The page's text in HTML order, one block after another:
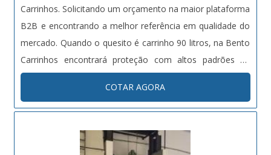
Carrinhos. Solicitando um orçamento na maior plataforma
B2B e encontrando a melhor referência em qualidade do
mercado. Quando o quesito é carrinho 90 litros, na Bento
Carrinhos encontrará proteção com altos padrões de
qualidade.OUTRAS INFORMAÇÕES SOBRE CARRINHO 90
LITROSHá muitas maneiras eficientes de demonstrar
competência e excelência em sua área de atuação. A
Bento Carrinhos objetiva sua energia em proporcionar
aos clientes uma estrutura com: Tecnologia de ponta;
COTAR AGORA